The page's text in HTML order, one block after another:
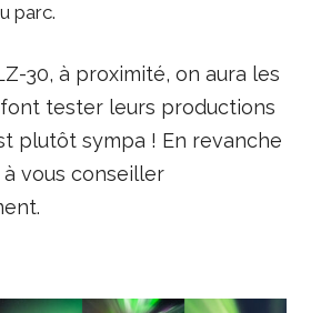
parc.
30, à proximité, on aura les
tester leurs productions
plutôt sympa ! En revanche
à vous conseiller